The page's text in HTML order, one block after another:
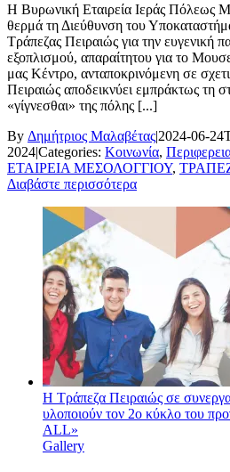
H Βυρωνική Εταιρεία Ιεράς Πόλεως
θερμά τη Διεύθυνση του
Τράπεζας Πειραιώς για την ευγενική
εξοπλισμού, απαραίτητου για το
μας Κέντρο, ανταποκρινόμενη σε
Πειραιώς αποδεικνύει εμπράκτως τη
«γίγνεσθαι» της πόλης [...]
By Δημήτριος Μαλαβέτας|2024-06-
2024|Categories: Κοινωνία,
ΕΤΑΙΡΕΙΑ ΜΕΣΟΛΟΓΓΙΟΥ,
Διαβάστε περισσότερα
Η Τράπεζα Πειραιώς σε
υλοποιούν τον 2ο κύκλο του
ALL»
Gallery